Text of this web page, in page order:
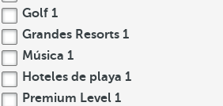
Golf 1
Grandes Resorts 1
Música 1
Hoteles de playa 1
Premium Level 1